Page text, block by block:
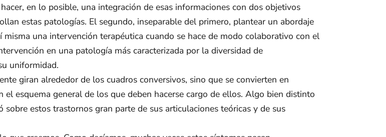
en lo posible, una integración de esas informaciones con dos objetivos
estas patologías. El segundo, inseparable del primero, plantear un abordaje
una intervención terapéutica cuando se hace de modo colaborativo con el
en una patología más caracterizada por la diversidad de
uniformidad.
giran alrededor de los cuadros conversivos, sino que se convierten en
esquema general de los que deben hacerse cargo de ellos. Algo bien distinto
estos trastornos gran parte de sus articulaciones teóricas y de sus